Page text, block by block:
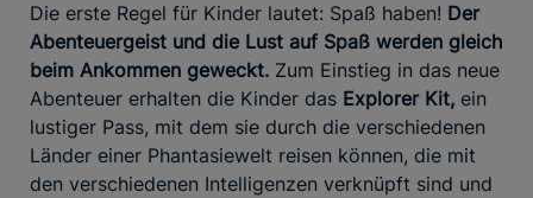
Die erste Regel für Kinder lautet: Spaß haben! Der
Abenteuergeist und die Lust auf Spaß werden gleich
beim Ankommen geweckt. Zum Einstieg in das neue
Abenteuer erhalten die Kinder das Explorer Kit, ein
lustiger Pass, mit dem sie durch die verschiedenen
Länder einer Phantasiewelt reisen können, die mit
den verschiedenen Intelligenzen verknüpft sind und